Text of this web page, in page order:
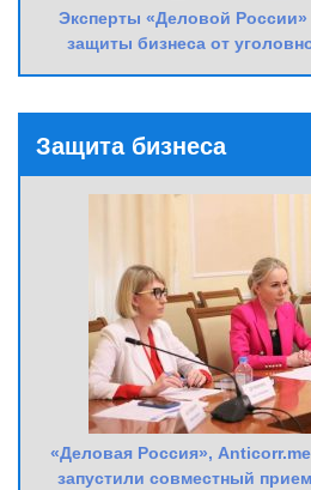
Эксперты «Деловой
защиты бизнеса от
Защита бизнеса
«Деловая Россия»,
запустили совместный